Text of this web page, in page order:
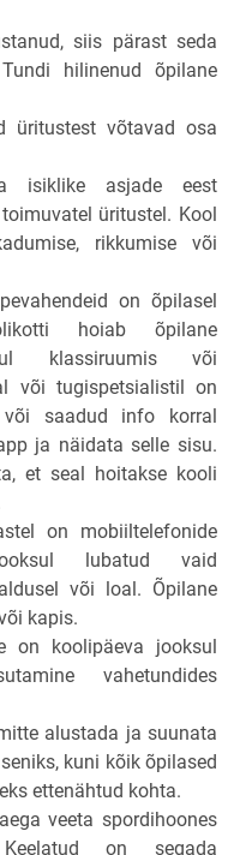
siis pärast seda
hilinenud õpilane
üritustest võtavad osa
isiklike asjade eest
üritustel. Kool
rikkumise või
on õpilasel
hoiab õpilane
klassiruumis või
või tugispetsialistil on
või saadud info korral
ja näidata selle sisu.
et seal hoitakse kooli
on mobiiltelefonide
lubatud vaid
või loal. Õpilane
kapis.
on koolipäeva jooksul
vahetundides
alustada ja suunata
kuni kõik õpilased
ettenähtud kohta.
veeta spordihoones
on segada